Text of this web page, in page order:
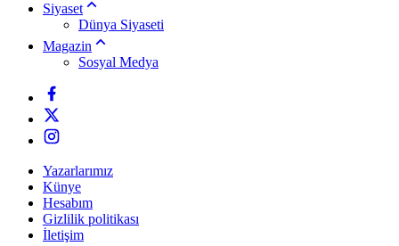
Siyaset
Dünya Siyaseti
Magazin
Sosyal Medya
Yazarlarımız
Künye
Hesabım
Gizlilik politikası
İletişim